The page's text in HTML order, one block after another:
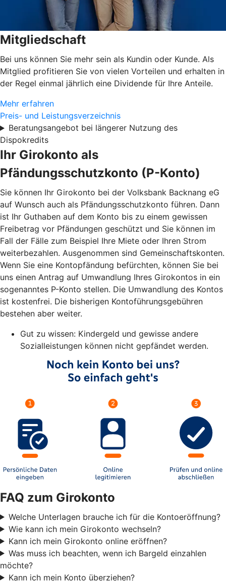
Mitgliedschaft
Bei uns können Sie mehr sein als Kundin oder Kunde. Als
Mitglied profitieren Sie von vielen Vorteilen und erhalten in
der Regel einmal jährlich eine Dividende für Ihre Anteile.
Mehr erfahren
Preis- und Leistungsverzeichnis
Beratungsangebot bei längerer Nutzung des
Dispokredits
Ihr Girokonto als
Pfändungsschutzkonto (P-Konto)
Sie können Ihr Girokonto bei der Volksbank Backnang eG
auf Wunsch auch als Pfändungsschutzkonto führen. Dann
ist Ihr Guthaben auf dem Konto bis zu einem gewissen
Freibetrag vor Pfändungen geschützt und Sie können im
Fall der Fälle zum Beispiel Ihre Miete oder Ihren Strom
weiterbezahlen. Ausgenommen sind Gemeinschaftskonten.
Wenn Sie eine Kontopfändung befürchten, können Sie bei
uns einen Antrag auf Umwandlung Ihres Girokontos in ein
sogenanntes P-Konto stellen. Die Umwandlung des Kontos
ist kostenfrei. Die bisherigen Kontoführungsgebühren
bestehen aber weiter.
Gut zu wissen: Kindergeld und gewisse andere
Sozialleistungen können nicht gepfändet werden.
FAQ zum Girokonto
Welche Unterlagen brauche ich für die Kontoeröffnung?
Wie kann ich mein Girokonto wechseln?
Kann ich mein Girokonto online eröffnen?
Was muss ich beachten, wenn ich Bargeld einzahlen
möchte?
Kann ich mein Konto überziehen?